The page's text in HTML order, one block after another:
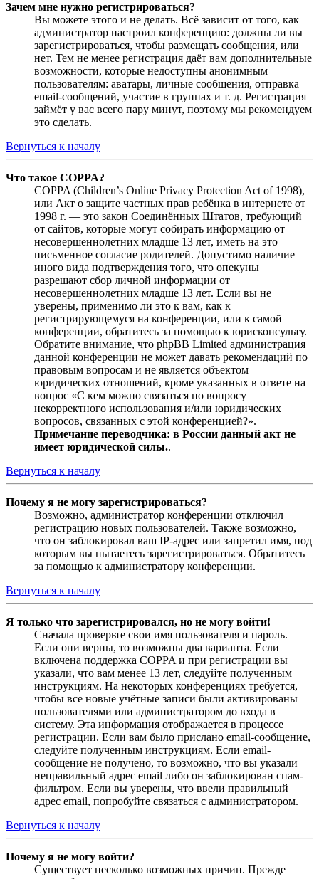
Зачем мне нужно регистрироваться?
Вы можете этого и не делать. Всё зависит от того, как
администратор настроил конференцию: должны ли вы
зарегистрироваться, чтобы размещать сообщения, или
нет. Тем не менее регистрация даёт вам дополнительные
возможности, которые недоступны анонимным
пользователям: аватары, личные сообщения, отправка
email-сообщений, участие в группах и т. д. Регистрация
займёт у вас всего пару минут, поэтому мы рекомендуем
это сделать.
Вернуться к началу
Что такое COPPA?
COPPA (Children’s Online Privacy Protection Act of 1998),
или Акт о защите частных прав ребёнка в интернете от
1998 г. — это закон Соединённых Штатов, требующий
от сайтов, которые могут собирать информацию от
несовершеннолетних младше 13 лет, иметь на это
письменное согласие родителей. Допустимо наличие
иного вида подтверждения того, что опекуны
разрешают сбор личной информации от
несовершеннолетних младше 13 лет. Если вы не
уверены, применимо ли это к вам, как к
регистрирующемуся на конференции, или к самой
конференции, обратитесь за помощью к юрисконсульту.
Обратите внимание, что phpBB Limited администрация
данной конференции не может давать рекомендаций по
правовым вопросам и не является объектом
юридических отношений, кроме указанных в ответе на
вопрос «С кем можно связаться по вопросу
некорректного использования и/или юридических
вопросов, связанных с этой конференцией?».
Примечание переводчика: в России данный акт не
имеет юридической силы..
Вернуться к началу
Почему я не могу зарегистрироваться?
Возможно, администратор конференции отключил
регистрацию новых пользователей. Также возможно,
что он заблокировал ваш IP-адрес или запретил имя, под
которым вы пытаетесь зарегистрироваться. Обратитесь
за помощью к администратору конференции.
Вернуться к началу
Я только что зарегистрировался, но не могу войти!
Сначала проверьте свои имя пользователя и пароль.
Если они верны, то возможны два варианта. Если
включена поддержка COPPA и при регистрации вы
указали, что вам менее 13 лет, следуйте полученным
инструкциям. На некоторых конференциях требуется,
чтобы все новые учётные записи были активированы
пользователями или администратором до входа в
систему. Эта информация отображается в процессе
регистрации. Если вам было прислано email-сообщение,
следуйте полученным инструкциям. Если email-
сообщение не получено, то возможно, что вы указали
неправильный адрес email либо он заблокирован спам-
фильтром. Если вы уверены, что ввели правильный
адрес email, попробуйте связаться с администратором.
Вернуться к началу
Почему я не могу войти?
Существует несколько возможных причин. Прежде